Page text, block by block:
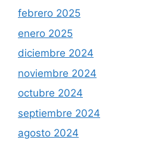
febrero 2025
enero 2025
diciembre 2024
noviembre 2024
octubre 2024
septiembre 2024
agosto 2024